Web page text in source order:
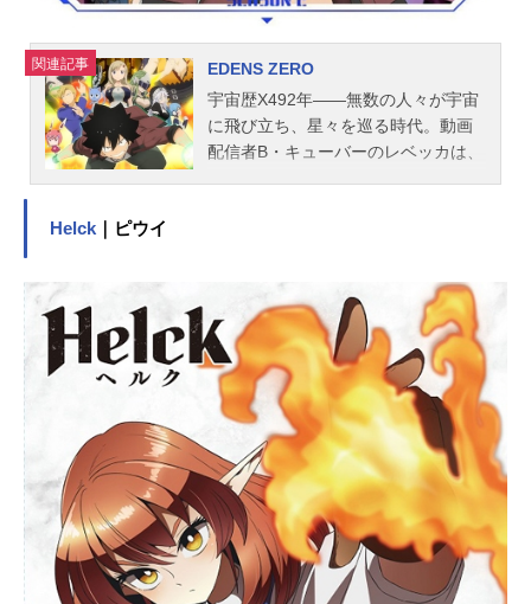
関連記事
EDENS ZERO
宇宙歴X492年――無数の人々が宇宙
に飛び立ち、星々を巡る時代。動画
配信者B・キューバーのレベッカは、
を大切にするシキ。そんなシキと友
達となったレベッカは、外の世界を
知らないシキを宇宙への冒険へと連
れ出す。初めての宇宙、初めての景
色、初めての人々。目を輝かせ、こ
れからの冒険に思いを馳せるシキと
仲間たちをめぐる心躍る大宇宙の物
語が今、始まる――作品名EDENSZE
RO放送形態TVアニメスケジュール2
021年4月10日（土）～10月3日
（土）日本テレビほか話数全25話キ
ャストシキ・グランベル：寺島拓篤
レベッカ・ブルーガーデン：小松未
Helck ｜ピウイ